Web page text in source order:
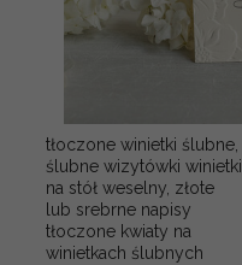
tłoczone winietki ślubne,
ślubne wizytówki winietki
na stół weselny, złote
lub srebrne napisy
tłoczone kwiaty na
winietkach ślubnych